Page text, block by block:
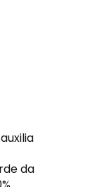
da